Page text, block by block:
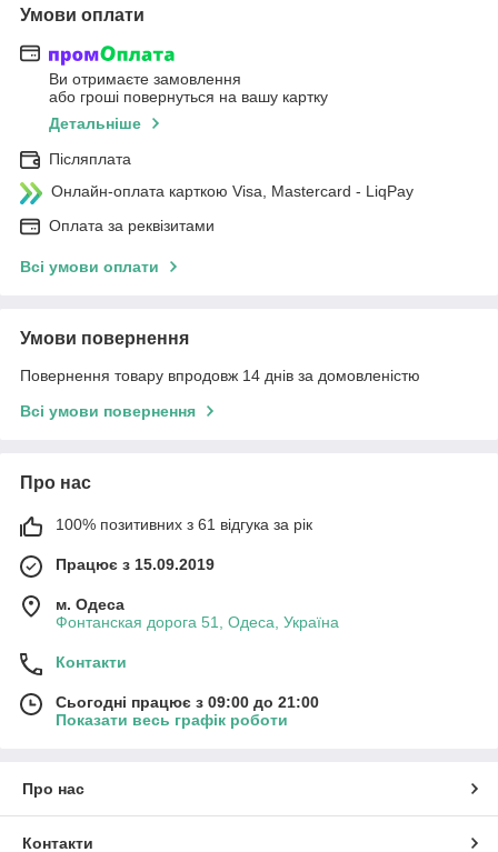
Умови оплати
Ви отримаєте замовлення
або гроші повернуться на вашу картку
Детальніше
Післяплата
Онлайн-оплата карткою Visa, Mastercard - LiqPay
Оплата за реквізитами
Всі умови оплати
Умови повернення
Повернення товару впродовж 14 днів за домовленістю
Всі умови повернення
Про нас
100% позитивних з 61 відгука за рік
Працює з 15.09.2019
м. Одеса
Фонтанская дорога 51, Одеса, Україна
Контакти
Сьогодні працює з 09:00 до 21:00
Показати весь графік роботи
Про нас
Контакти